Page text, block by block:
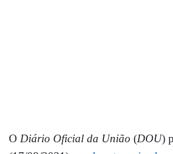
O Diário Oficial da União (DOU)